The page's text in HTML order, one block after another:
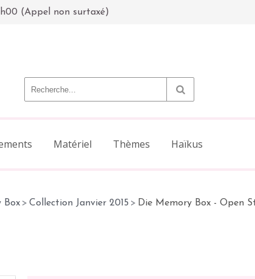
(Appel non surtaxé)
Matériel Thèmes Haïkus
Box > Collection Janvier 2015 > Die Memory Box - Open